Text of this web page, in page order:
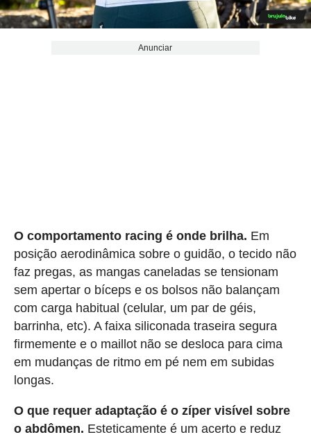
Anunciar
O comportamento racing é onde brilha. Em
posição aerodinâmica sobre o guidão, o tecido não
faz pregas, as mangas caneladas se tensionam
sem apertar o bíceps e os bolsos não balançam
com carga habitual (celular, um par de géis,
barrinha, etc). A faixa siliconada traseira segura
firmemente e o maillot não se desloca para cima
em mudanças de ritmo em pé nem em subidas
longas.
O que requer adaptação é o zíper visível sobre
o abdômen. Esteticamente é um acerto e reduz